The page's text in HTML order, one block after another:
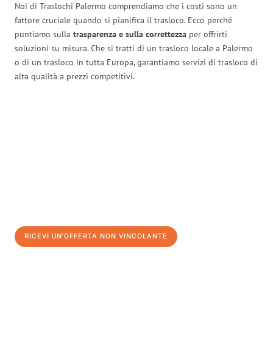
Noi di Traslochi Palermo comprendiamo che i costi sono un
fattore cruciale quando si pianifica il trasloco. Ecco perché
puntiamo sulla trasparenza e sulla correttezza per offrirti
soluzioni su misura. Che si tratti di un trasloco locale a Palermo
o di un trasloco in tutta Europa, garantiamo servizi di trasloco di
alta qualità a prezzi competitivi.
RICEVI UN'OFFERTA NON VINCOLANTE